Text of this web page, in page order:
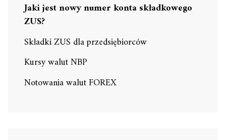
Jaki jest nowy numer konta składkowego
ZUS?
Składki ZUS dla przedsiębiorców
Kursy walut NBP
Notowania walut FOREX